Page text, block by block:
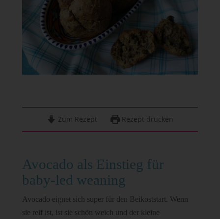
Zum Rezept Rezept drucken
Avocado als Einstieg für
baby-led weaning
Avocado eignet sich super für den Beikoststart. Wenn
sie reif ist, ist sie schön weich und der kleine